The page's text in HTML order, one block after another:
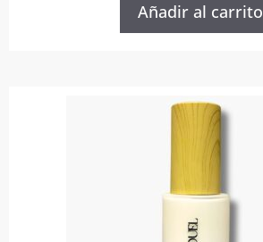
Añadir al carrito